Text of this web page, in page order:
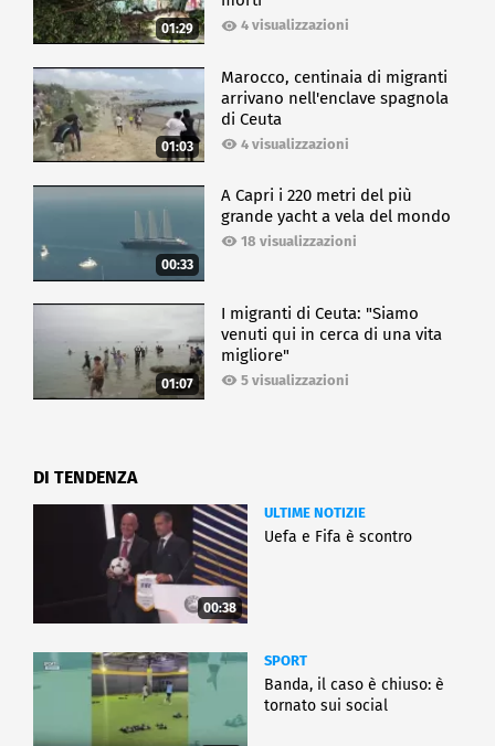
01:29 4 visualizzazioni
01:03
Marocco, centinaia di migranti
arrivano nell'enclave spagnola
di Ceuta
4 visualizzazioni
00:33
A Capri i 220 metri del più
grande yacht a vela del mondo
18 visualizzazioni
01:07
I migranti di Ceuta: "Siamo
venuti qui in cerca di una vita
migliore"
5 visualizzazioni
DI TENDENZA
00:38
ULTIME NOTIZIE
Uefa e Fifa è scontro
SPORT
Banda, il caso è chiuso: è
tornato sui social